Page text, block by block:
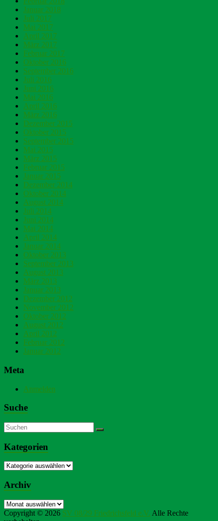
Januar 2018
Juli 2017
Mai 2017
April 2017
März 2017
Februar 2017
Oktober 2016
September 2016
Juli 2016
Juni 2016
Mai 2016
April 2016
März 2016
Dezember 2015
Oktober 2015
September 2015
Mai 2015
März 2015
Februar 2015
Januar 2015
Dezember 2014
Oktober 2014
August 2014
Juli 2014
Juni 2014
Mai 2014
April 2014
Januar 2014
Oktober 2013
September 2013
August 2013
März 2013
Januar 2013
Dezember 2012
November 2012
Oktober 2012
August 2012
April 2012
Februar 2012
Januar 2012
Meta
Anmelden
Suche
Kategorien
Kategorien
Archiv
Archiv
Copyright © 2026 SV 08/29 Friedrichsfeld e.V. Alle Rechte